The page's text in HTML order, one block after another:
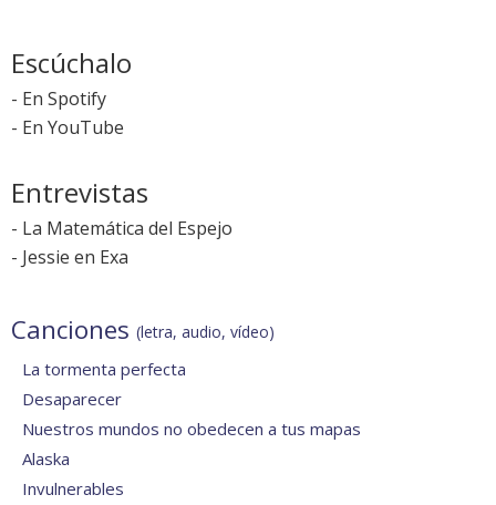
Escúchalo
- En Spotify
- En YouTube
Entrevistas
- La Matemática del Espejo
- Jessie en Exa
Canciones (letra, audio, vídeo)
La tormenta perfecta
Desaparecer
Nuestros mundos no obedecen a tus mapas
Alaska
Invulnerables